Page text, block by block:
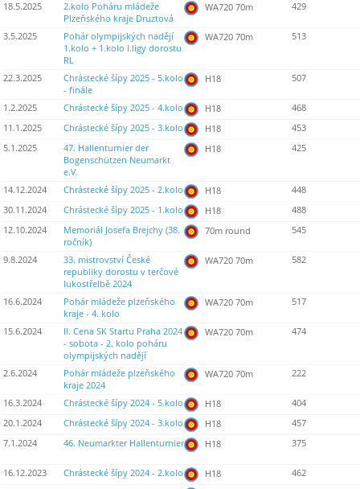
18.5.2025
2.kolo Poháru mládeže
Plzeňského kraje Druztová
WA720 70m 429
3.5.2025
Pohár olympijských nadějí
1.kolo + 1.kolo I.ligy dorostu
RL
WA720 70m 513
22.3.2025
Chrástecké šípy 2025 - 5.kolo
- finále
H18 507
1.2.2025 Chrástecké šípy 2025 - 4.kolo H18
468
11.1.2025
Chrástecké šípy 2025 - 3.kolo H18
453
5.1.2025
47. Hallenturnier der
Bogenschützen Neumarkt
e.V.
H18 425
14.12.2024 Chrástecké šípy 2025 - 2.kolo H18
448
30.11.2024
Chrástecké šípy 2025 - 1.kolo H18
488
12.10.2024
Memoriál Josefa Brejchy (38.
ročník)
70m round 545
9.8.2024
33. mistrovství České
republiky dorostu v terčové
lukostřelbě 2024
WA720 70m 582
16.6.2024
Pohár mládeže plzeňského
kraje - 4. kolo
WA720 70m 517
15.6.2024
II. Cena SK Startu Praha 2024
- sobota - 2. kolo poháru
olympijských nadějí
WA720 70m 474
2.6.2024
Pohár mládeže plzeňského
kraje 2024
WA720 70m 222
16.3.2024 Chrástecké šípy 2024 - 5.kolo H18
404
20.1.2024
Chrástecké šípy 2024 - 3.kolo H18
457
7.1.2024
46. Neumarkter Hallenturnier H18 375
16.12.2023 Chrástecké šípy 2024 - 2.kolo H18
462